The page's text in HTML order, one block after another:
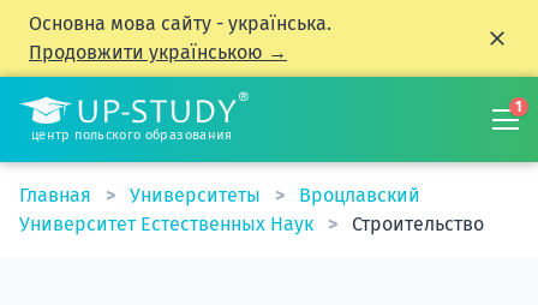
Основна мова сайту - українська.
Продовжити українською →
центр польского образования
1
Главная Университеты
Вроцлавский
Университет Естественных Наук
Строительство